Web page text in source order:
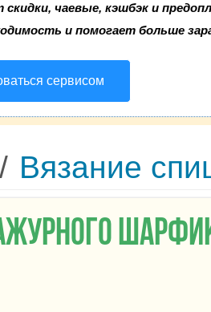
скидки, чаевые, кэшбэк и
и помогает больше
сервисом
/ Вязание